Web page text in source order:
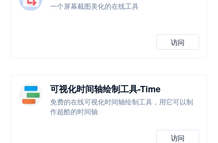
一个屏幕截图美化的在线工具
访问
可视化时间轴绘制工具-Time
Graphics
免费的在线可视化时间轴绘制工具，用它可以制
作超酷的时间轴
访问